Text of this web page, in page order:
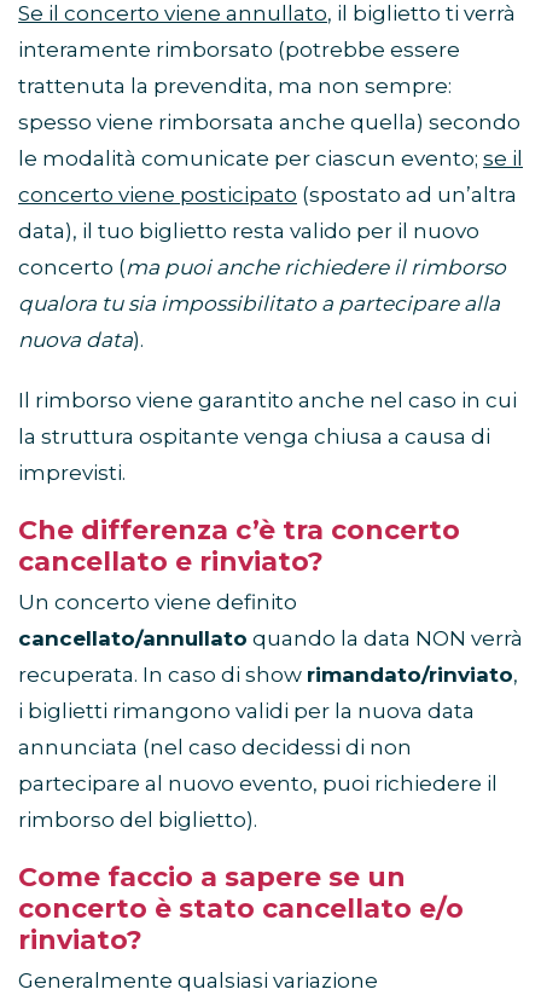
Se il concerto viene annullato, il biglietto ti verrà
interamente rimborsato (potrebbe essere
trattenuta la prevendita, ma non sempre:
spesso viene rimborsata anche quella) secondo
le modalità comunicate per ciascun evento; se il
concerto viene posticipato (spostato ad un’altra
data), il tuo biglietto resta valido per il nuovo
concerto (ma puoi anche richiedere il rimborso
qualora tu sia impossibilitato a partecipare alla
nuova data).
Il rimborso viene garantito anche nel caso in cui
la struttura ospitante venga chiusa a causa di
imprevisti.
Che differenza c’è tra concerto
cancellato e rinviato?
Un concerto viene definito
cancellato/annullato quando la data NON verrà
recuperata. In caso di show rimandato/rinviato,
i biglietti rimangono validi per la nuova data
annunciata (nel caso decidessi di non
partecipare al nuovo evento, puoi richiedere il
rimborso del biglietto).
Come faccio a sapere se un
concerto è stato cancellato e/o
rinviato?
Generalmente qualsiasi variazione